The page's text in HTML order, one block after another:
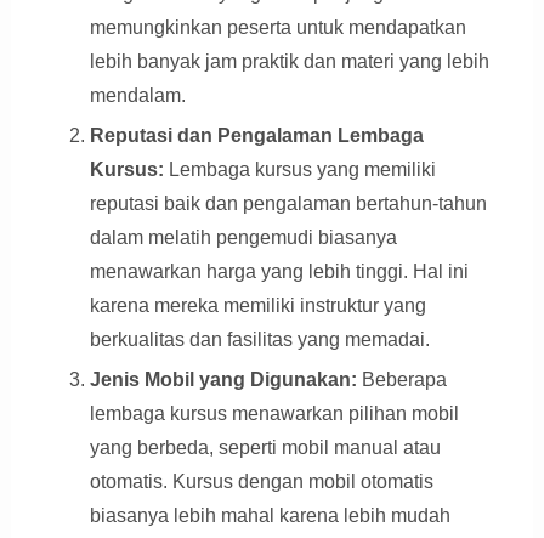
memungkinkan peserta untuk mendapatkan
lebih banyak jam praktik dan materi yang lebih
mendalam.
Reputasi dan Pengalaman Lembaga
Kursus: Lembaga kursus yang memiliki
reputasi baik dan pengalaman bertahun-tahun
dalam melatih pengemudi biasanya
menawarkan harga yang lebih tinggi. Hal ini
karena mereka memiliki instruktur yang
berkualitas dan fasilitas yang memadai.
Jenis Mobil yang Digunakan: Beberapa
lembaga kursus menawarkan pilihan mobil
yang berbeda, seperti mobil manual atau
otomatis. Kursus dengan mobil otomatis
biasanya lebih mahal karena lebih mudah